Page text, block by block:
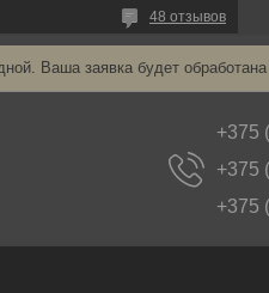
48 отзывов
Ваша заявка будет
+375
+375
+375